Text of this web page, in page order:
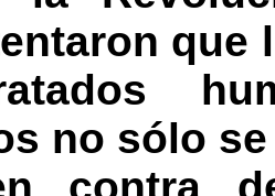
que
no sólo